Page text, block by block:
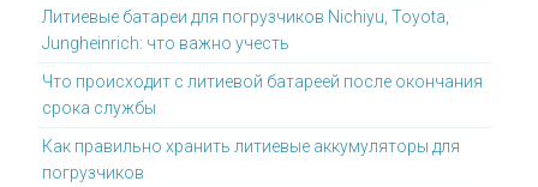
Литиевые батареи для погрузчиков Nichiyu, Toyota,
Jungheinrich: что важно учесть
Что происходит с литиевой батареей после окончания
срока службы
Как правильно хранить литиевые аккумуляторы для
погрузчиков